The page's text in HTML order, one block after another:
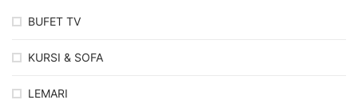
BUFET TV
KURSI & SOFA
LEMARI